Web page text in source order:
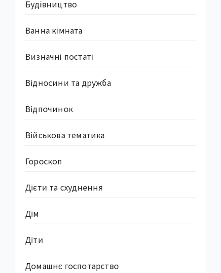
Будівництво
Ванна кімната
Визначні постаті
Відносини та дружба
Відпочинок
Військова тематика
Гороскоп
Дієти та схуднення
Дім
Діти
Домашнє госпотарство